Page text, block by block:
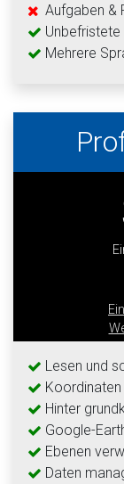
Aufgaben &
Unbefristete
Mehrere
Lesen und
Hinter
Google-
Ebenen
Daten